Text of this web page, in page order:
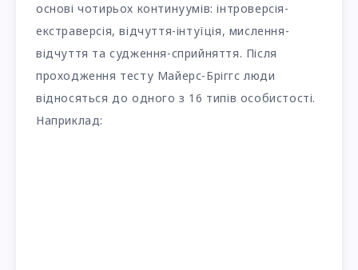
основі чотирьох континуумів: інтроверсія-
екстраверсія, відчуття-інтуїція, мислення-
відчуття та судження-сприйняття. Після
проходження тесту Майерс-Бріггс люди
відносяться до одного з 16 типів особистості.
Наприклад: